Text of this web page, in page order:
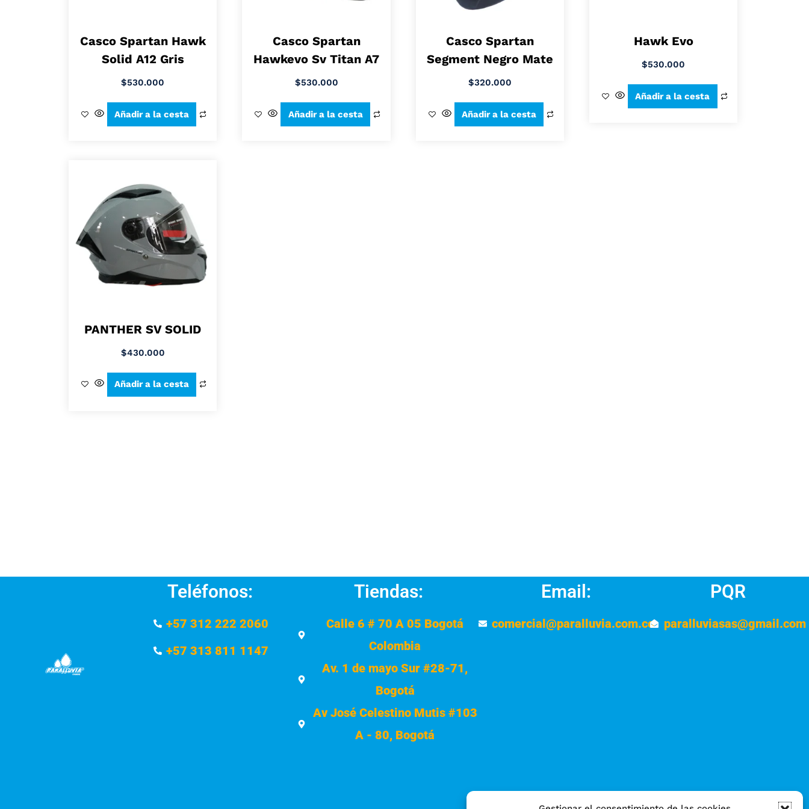
Casco Spartan Hawk
Solid A12 Gris
$530.000
Añadir a la cesta
Casco Spartan
Hawkevo Sv Titan A7
$530.000
Añadir a la cesta
Casco Spartan
Segment Negro Mate
$320.000
Añadir a la cesta
Hawk Evo
$530.000
Añadir a la cesta
PANTHER SV SOLID
$430.000
Añadir a la cesta
Teléfonos:
+57 312 222 2060
+57 313 811 1147
Tiendas:
Calle 6 # 70 A 05 Bogotá
Colombia
Av. 1 de mayo Sur #28-71,
Bogotá
Av José Celestino Mutis #103
A - 80, Bogotá
Email:
comercial@paralluvia.com.co
PQR
paralluviasas@gmail.com